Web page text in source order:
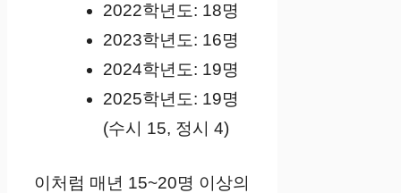
2022학년도: 18명
2023학년도: 16명
2024학년도: 19명
2025학년도: 19명
(수시 15, 정시 4)
이처럼 매년 15~20명 이상의